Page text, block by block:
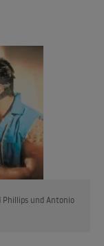
Phillips und Antonio